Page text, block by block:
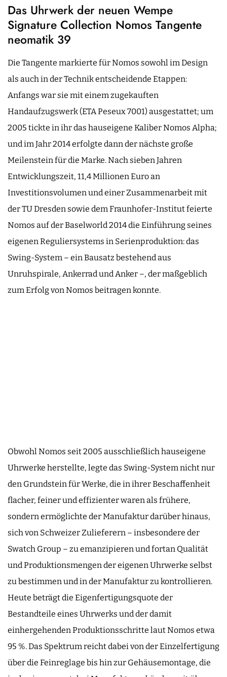
Das Uhrwerk der neuen Wempe
Signature Collection Nomos Tangente
neomatik 39
Die Tangente markierte für Nomos sowohl im Design
als auch in der Technik entscheidende Etappen:
Anfangs war sie mit einem zugekauften
Handaufzugswerk (ETA Peseux 7001) ausgestattet; um
2005 tickte in ihr das hauseigene Kaliber Nomos Alpha;
und im Jahr 2014 erfolgte dann der nächste große
Meilenstein für die Marke. Nach sieben Jahren
Entwicklungszeit, 11,4 Millionen Euro an
Investitionsvolumen und einer Zusammenarbeit mit
der TU Dresden sowie dem Fraunhofer-Institut feierte
Nomos auf der Baselworld 2014 die Einführung seines
eigenen Reguliersystems in Serienproduktion: das
Swing-System – ein Bausatz bestehend aus
Unruhspirale, Ankerrad und Anker –, der maßgeblich
zum Erfolg von Nomos beitragen konnte.
Obwohl Nomos seit 2005 ausschließlich hauseigene
Uhrwerke herstellte, legte das Swing-System nicht nur
den Grundstein für Werke, die in ihrer Beschaffenheit
flacher, feiner und effizienter waren als frühere,
sondern ermöglichte der Manufaktur darüber hinaus,
sich von Schweizer Zulieferern – insbesondere der
Swatch Group – zu emanzipieren und fortan Qualität
und Produktionsmengen der eigenen Uhrwerke selbst
zu bestimmen und in der Manufaktur zu kontrollieren.
Heute beträgt die Eigenfertigungsquote der
Bestandteile eines Uhrwerks und der damit
einhergehenden Produktionsschritte laut Nomos etwa
95 %. Das Spektrum reicht dabei von der Einzelfertigung
über die Feinreglage bis hin zur Gehäusemontage, die